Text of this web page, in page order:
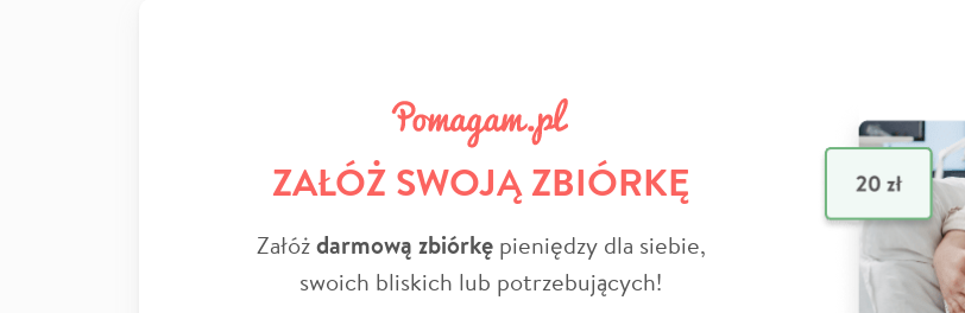
ZAŁÓŻ SWOJĄ ZBIÓRKĘ
Załóżdarmową zbiórkępieniędzy dla siebie,
swoich bliskich lub potrzebujących!